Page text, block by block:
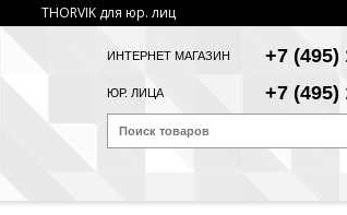
THORVIK для юр. лиц
ИНТЕРНЕТ МАГАЗИН +7 (495)
ЮР. ЛИЦА +7 (495)